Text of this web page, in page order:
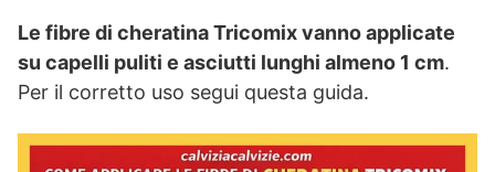
Le fibre di cheratina Tricomix vanno applicate
su capelli puliti e asciutti lunghi almeno 1 cm.
Per il corretto uso segui questa guida.